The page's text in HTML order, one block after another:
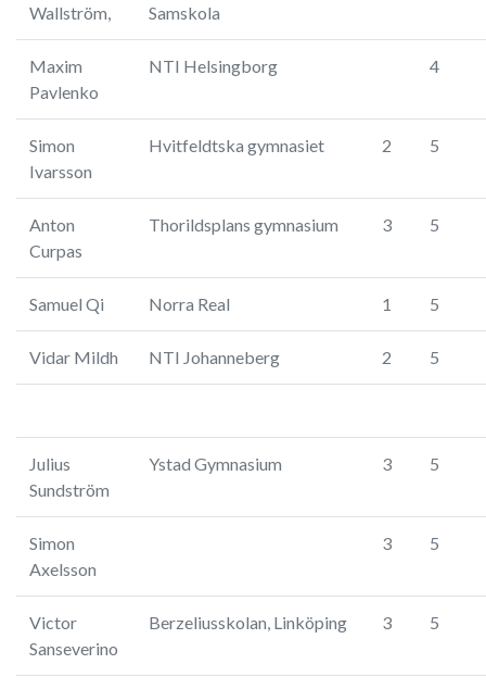
Wallström,
Samskola
Maxim
Pavlenko
NTI Helsingborg 4
Simon
Ivarsson
Hvitfeldtska gymnasiet 2 5
Anton
Curpas
Thorildsplans gymnasium 3 5
Samuel Qi Norra Real 1 5
Vidar Mildh NTI Johanneberg 2 5
Julius
Sundström
Ystad Gymnasium 3 5
Simon
Axelsson
3 5
Victor
Sanseverino
Berzeliusskolan, Linköping 3 5